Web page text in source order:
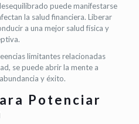
puede manifestarse
la salud financiera. Liberar
a una mejor salud física y
limitantes relacionadas
se puede abrir la mente a
y éxito.
Potenciar